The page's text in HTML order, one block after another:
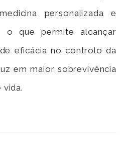
personalizada e
o que permite alcançar
eficácia no controlo da
em maior sobrevivência
vida.